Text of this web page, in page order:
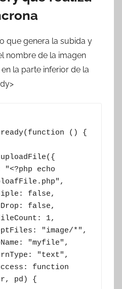
que genera la subida y
nombre de la imagen
la parte inferior de la
pd) {